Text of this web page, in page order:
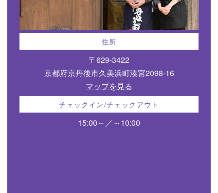
住所
〒629-3422
京都府京丹後市久美浜町湊宮2098-16
マップを見る
チェックイン/チェックアウト
15:00～／～10:00